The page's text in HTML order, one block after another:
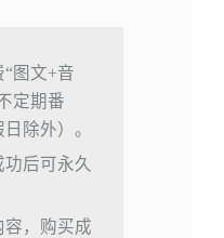
图文+音
定期番
除外）。
后可永久
容，购买成